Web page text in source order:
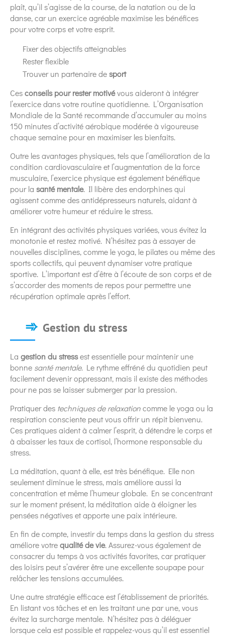
plaît, qu’il s’agisse de la course, de la natation ou de la
danse, car un exercice agréable maximise les bénéfices
pour votre corps et votre esprit.
Fixer des objectifs atteignables
Rester flexible
Trouver un partenaire desport
Cesconseils pour rester motivévous aideront à intégrer
l’exercice dans votre routine quotidienne. L’Organisation
Mondiale de la Santé recommande d’accumuler au moins
150 minutes d’activité aérobique modérée à vigoureuse
chaque semaine pour en maximiser les bienfaits.
Outre les avantages physiques, tels que l’amélioration de la
condition cardiovasculaire et l’augmentation de la force
musculaire, l’exercice physique est également bénéfique
pour la santé mentale. Il libère des endorphines qui
agissent comme des antidépresseurs naturels, aidant à
améliorer votre humeur et réduire le stress.
En intégrant des activités physiques variées, vous évitez la
monotonie et restez motivé. N’hésitez pas à essayer de
nouvelles disciplines, comme le yoga, le pilates ou même des
sports collectifs, qui peuvent dynamiser votre pratique
sportive. L’important est d’être à l’écoute de son corps et de
s’accorder des moments de repos pour permettre une
récupération optimale après l’effort.
Gestion du stress
La gestion du stressest essentielle pour maintenir une
bonne santé mentale. Le rythme effréné du quotidien peut
facilement devenir oppressant, mais il existe des méthodes
pour ne pas se laisser submerger par la pression.
Pratiquer des techniques de relaxationcomme le yoga ou la
respiration consciente peut vous offrir un répit bienvenu.
Ces pratiques aident à calmer l’esprit, à détendre le corps et
à abaisser les taux de cortisol, l’hormone responsable du
stress.
La méditation, quant à elle, est très bénéfique. Elle non
seulement diminue le stress, mais améliore aussi la
concentration et même l’humeur globale. En se concentrant
sur le moment présent, la méditation aide à éloigner les
pensées négatives et apporte une paix intérieure.
En fin de compte, investir du temps dans la gestion du stress
améliore votrequalité de vie. Assurez-vous également de
consacrer du temps à vos activités favorites, car pratiquer
des loisirs peut s’avérer être une excellente soupape pour
relâcher les tensions accumulées.
Une autre stratégie efficace est l’établissement de priorités.
En listant vos tâches et en les traitant une par une, vous
évitez la surcharge mentale. N’hésitez pas à déléguer
lorsque cela est possible et rappelez-vous qu’il est essentiel